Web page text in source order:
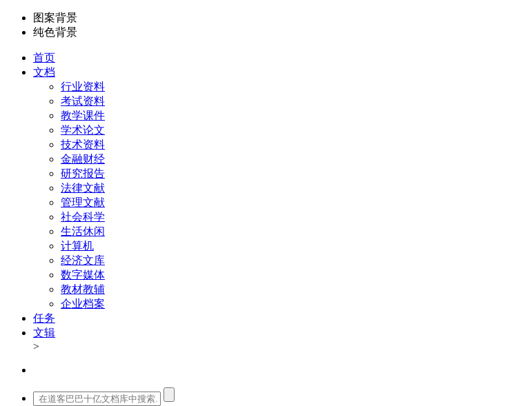
图案背景
纯色背景
首页
文档
行业资料
考试资料
教学课件
学术论文
技术资料
金融财经
研究报告
法律文献
管理文献
社会科学
生活休闲
计算机
经济文库
数字媒体
教材教辅
企业档案
任务
文辑
>